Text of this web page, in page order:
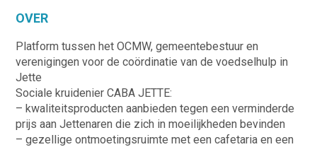
OVER
Platform tussen het OCMW, gemeentebestuur en
verenigingen voor de coördinatie van de voedselhulp in
Jette
Sociale kruidenier CABA JETTE:
– kwaliteitsproducten aanbieden tegen een verminderde
prijs aan Jettenaren die zich in moeilijkheden bevinden
– gezellige ontmoetingsruimte met een cafetaria en een